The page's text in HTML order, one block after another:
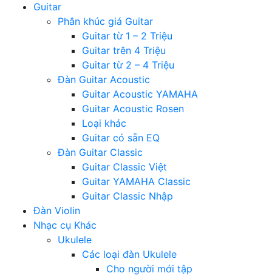
Guitar
Phân khúc giá Guitar
Guitar từ 1 – 2 Triệu
Guitar trên 4 Triệu
Guitar từ 2 – 4 Triệu
Đàn Guitar Acoustic
Guitar Acoustic YAMAHA
Guitar Acoustic Rosen
Loại khác
Guitar có sẵn EQ
Đàn Guitar Classic
Guitar Classic Việt
Guitar YAMAHA Classic
Guitar Classic Nhập
Đàn Violin
Nhạc cụ Khác
Ukulele
Các loại đàn Ukulele
Cho người mới tập